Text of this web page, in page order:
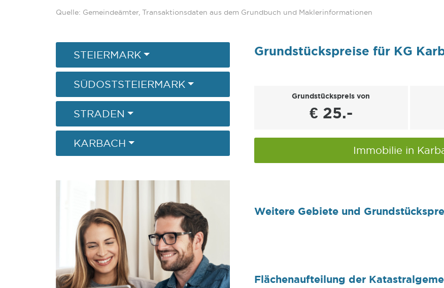
Quelle: Gemeindeämter, Transaktionsdaten aus dem Grundbuch und Maklerinformationen
STEIERMARK
SÜDOSTSTEIERMARK
STRADEN
KARBACH
Grundstückspreise für KG
Grundstückspreis von
€ 25.-
Immobilie in
Weitere Gebiete und
Flächenaufteilung der